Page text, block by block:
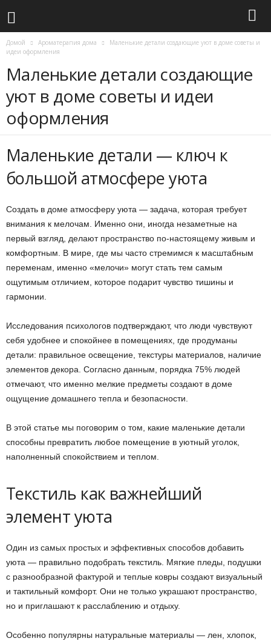
Домой Ароматерапия дома
Маленькие детали создающие уют в доме советы и
идеи оформления
Маленькие детали создающие
уют в доме советы и идеи
оформления
Маленькие детали — ключ к
большой атмосфере уюта
Создать в доме атмосферу уюта — задача, которая требует
внимания к мелочам. Именно они, иногда незаметные на
первый взгляд, делают пространство по-настоящему живым и
комфортным. В мире, где мы часто стремимся к масштабным
переменам, именно «мелочи» могут стать тем самым
ощутимым отличием, которое подарит чувство тишины и
гармонии.
Исследования психологов подтверждают, что люди чувствуют
себя удобнее и спокойнее в помещениях, где продуманы
детали: правильное освещение, текстуры материалов, наличие
элементов декора. Согласно данным, порядка 75% людей
отмечают, что именно мелкие предметы создают в доме
ощущение домашнего тепла и безопасности.
В этой статье мы поговорим о том, какие маленькие детали
способны превратить любое помещение в уютный уголок,
наполненный спокойствием и теплом.
Текстиль как важнейший
элемент уюта
Один из самых простых и эффективных способов добавить
уюта — правильно подобрать текстиль. Мягкие пледы, подушки
с разнообразной фактурой и теплые ковры создают визуальный
и тактильный комфорт. Они не только украшают пространство,
но и приглашают к расслаблению и отдыху.
Особенно популярны натуральные материалы — лен, хлопок,